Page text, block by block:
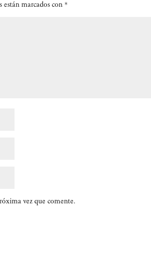
están marcados con *
vez que comente.